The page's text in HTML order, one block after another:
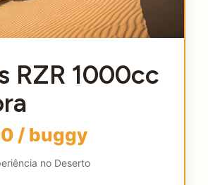
RZR 1000cc
/ buggy
no Deserto